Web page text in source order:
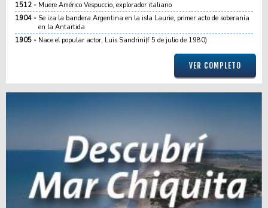
1512
Muere Américo Vespuccio, explorador italiano
1904
Se iza la bandera Argentina en la isla Laurie, primer acto de soberanía
en la Antartida
1905
Nace el popular actor, Luis Sandrini(f 5 de julio de 1980)
VER COMPLETO